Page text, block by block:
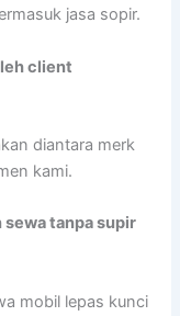
jasa sopir.
client
diantara merk
kami.
sewa tanpa supir
mobil lepas kunci